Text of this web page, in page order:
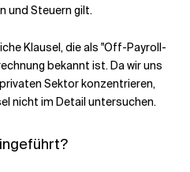
und Steuern gilt.
Klausel, die als "Off-Payroll-
bekannt ist. Da wir uns
Sektor konzentrieren,
nicht im Detail untersuchen.